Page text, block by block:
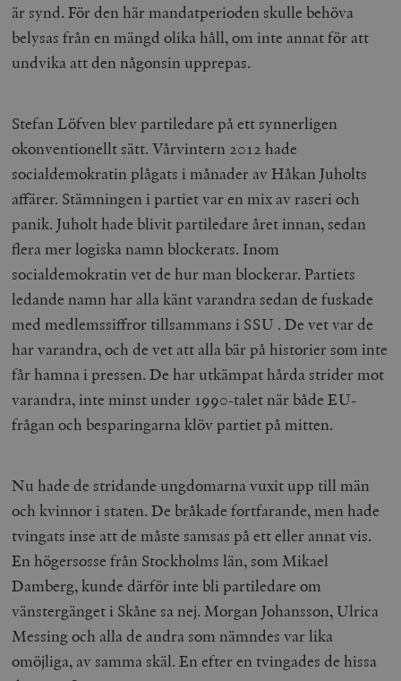
är synd. För den här mandatperioden skulle behöva
belysas från en mängd olika håll, om inte annat för att
undvika att den någonsin upprepas.
Stefan Löfven blev partiledare på ett synnerligen
okonventionellt sätt. Vårvintern 2012 hade
socialdemokratin plågats i månader av Håkan Juholts
affärer. Stämningen i partiet var en mix av raseri och
panik. Juholt hade blivit partiledare året innan, sedan
flera mer logiska namn blockerats. Inom
socialdemokratin vet de hur man blockerar. Partiets
ledande namn har alla känt varandra sedan de fuskade
med medlemssiffror tillsammans i SSU . De vet var de
har varandra, och de vet att alla bär på historier som inte
får hamna i pressen. De har utkämpat hårda strider mot
varandra, inte minst under 1990-talet när både EU-
frågan och besparingarna klöv partiet på mitten.
Nu hade de stridande ungdomarna vuxit upp till män
och kvinnor i staten. De bråkade fortfarande, men hade
tvingats inse att de måste samsas på ett eller annat vis.
En högersosse från Stockholms län, som Mikael
Damberg, kunde därför inte bli partiledare om
vänstergänget i Skåne sa nej. Morgan Johansson, Ulrica
Messing och alla de andra som nämndes var lika
omöjliga, av samma skäl. En efter en tvingades de hissa